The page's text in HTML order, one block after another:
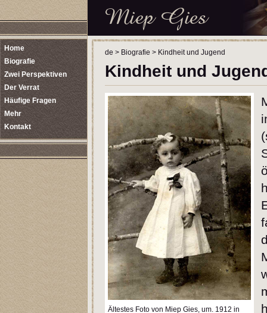
Home
Biografie
Zwei Perspektiven
Der Verrat
Häufige Fragen
Mehr
Kontakt
de > Biografie > Kindheit und Jugend
Kindheit und
Ältestes Foto von Miep Gies, um. 1912 in